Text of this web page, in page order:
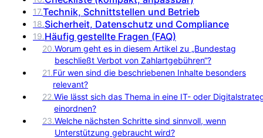
17.Technik, Schnittstellen und Betrieb
18.Sicherheit, Datenschutz und Compliance
19.Häufig gestellte Fragen (FAQ)
20.Worum geht es in diesem Artikel zu „Bundestag
beschließt Verbot von Zahlartgebühren“?
21.Für wen sind die beschriebenen Inhalte besonders
relevant?
22.Wie lässt sich das Thema in eine IT- oder
einordnen?
23.Welche nächsten Schritte sind sinnvoll, wenn
Unterstützung gebraucht wird?